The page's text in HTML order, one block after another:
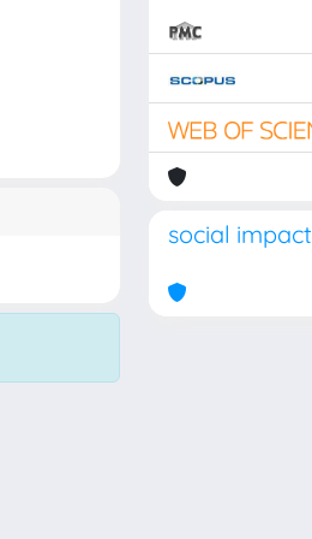
social impact